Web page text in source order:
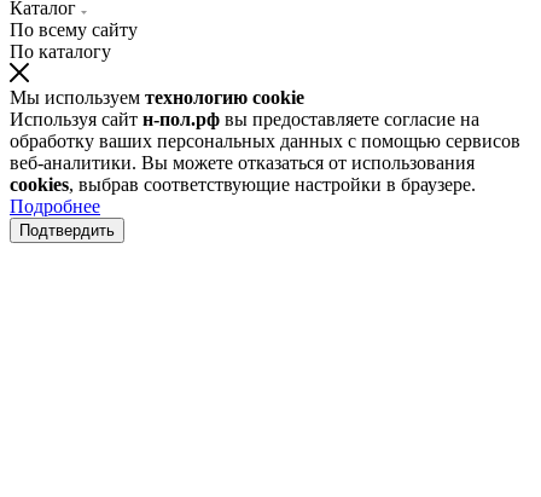
Каталог
По всему сайту
По каталогу
Мы используем технологию cookie
Используя сайт н-пол.рф вы предоставляете согласие на
обработку ваших персональных данных с помощью сервисов
веб-аналитики. Вы можете отказаться от использования
cookies, выбрав соответствующие настройки в браузере.
Подробнее
Подтвердить